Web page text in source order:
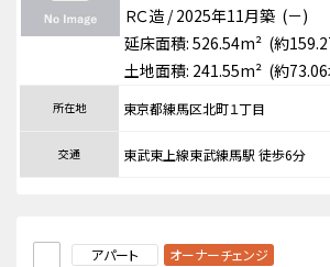
ＲＣ造 / 2025年11月築 (－)
延床面積: 526.54m² (約
土地面積: 241.55m² (約
所在地 東京都練馬区北町１丁目
交通 東武東上線東武練馬駅 徒歩6分
アパート オーナーチェンジ